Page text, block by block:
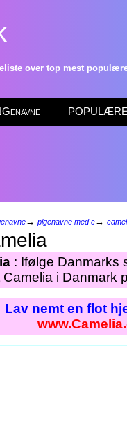
over top mest
POPULÆRE
→ pigenavne med c→
: Ifølge Danmarks
Camelia i Danmark
Lav nemt en flot